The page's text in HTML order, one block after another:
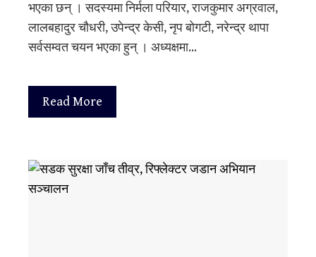
भएका छन् । सदस्यमा निर्मला परियार, राजकुमार अग्रवाल,
लालबहादुर चौधरी, उपेन्द्र केसी, नृप बोगटी, नरेन्द्र थापा
सर्वसम्वत चयन भएका हुन् । अध्यक्षमा…
Read More